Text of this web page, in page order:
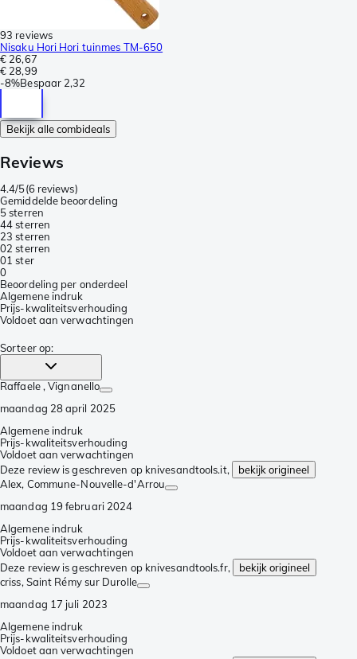
93 reviews
Nisaku Hori Hori tuinmes TM-650
€ 26,67
€ 28,99
-8%Bespaar 2,32
Bekijk alle combideals
Reviews
4.4/5(6 reviews)
Gemiddelde beoordeling
5 sterren
44 sterren
23 sterren
02 sterren
01 ster
0
Beoordeling per onderdeel
Algemene indruk
Prijs-kwaliteitsverhouding
Voldoet aan verwachtingen
Sorteer op:
Raffaele , Vignanello
maandag 28 april 2025
Algemene indruk
Prijs-kwaliteitsverhouding
Voldoet aan verwachtingen
Deze review is geschreven op knivesandtools.it,
bekijk origineel
Alex, Commune-Nouvelle-d'Arrou
maandag 19 februari 2024
Algemene indruk
Prijs-kwaliteitsverhouding
Voldoet aan verwachtingen
Deze review is geschreven op knivesandtools.fr,
bekijk origineel
criss, Saint Rémy sur Durolle
maandag 17 juli 2023
Algemene indruk
Prijs-kwaliteitsverhouding
Voldoet aan verwachtingen